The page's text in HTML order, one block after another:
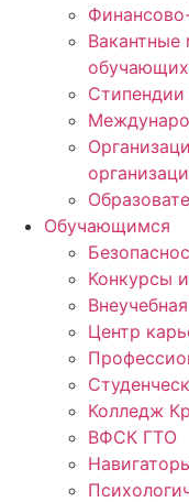
Вакантные
Обучающимся
Конкурсы
Центр
Колледж
ВФСК ГТО